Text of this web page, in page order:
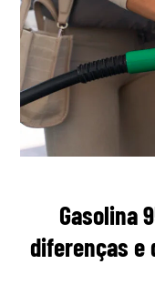
Gasolina
diferenças e